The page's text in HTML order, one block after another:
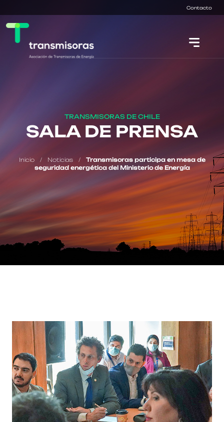
Contacto
TRANSMISORAS DE CHILE
SALA DE PRENSA
Inicio / Noticias /
Transmisoras participa en mesa de
seguridad energética del Ministerio de Energía